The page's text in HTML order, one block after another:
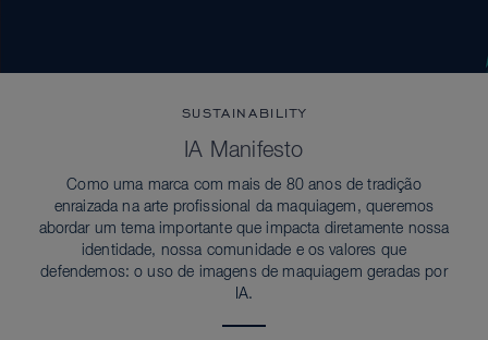
SUSTAINABILITY
IA Manifesto
Como uma marca com mais de 80 anos de tradição
enraizada na arte profissional da maquiagem, queremos
abordar um tema importante que impacta diretamente nossa
identidade, nossa comunidade e os valores que
defendemos: o uso de imagens de maquiagem geradas por
IA.